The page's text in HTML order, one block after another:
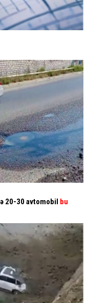
20-30 avtomobil bu